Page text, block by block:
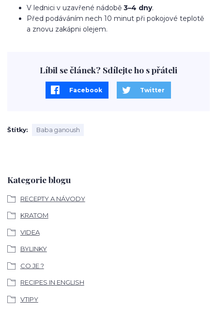
Kategorie blogu
RECEPTY A NÁVODY
KRATOM
VIDEA
BYLINKY
CO JE ?
RECIPES IN ENGLISH
VTIPY
V lednici v uzavřené nádobě 3–4 dny.
Před podáváním nech 10 minut při pokojové teplotě
a znovu zakápni olejem.
Líbil se článek? Sdílejte ho s přáteli
Facebook Twitter
Štítky Baba ganoush